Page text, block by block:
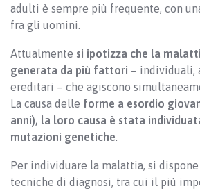
adulti è sempre più frequente, con
fra gli uomini.
Attualmente si ipotizza che la
generata da più fattori – individuali,
ereditari – che agiscono
La causa delle forme a esordio
anni), la loro causa è stata
mutazioni genetiche.
Per individuare la malattia, si
tecniche di diagnosi, tra cui il più